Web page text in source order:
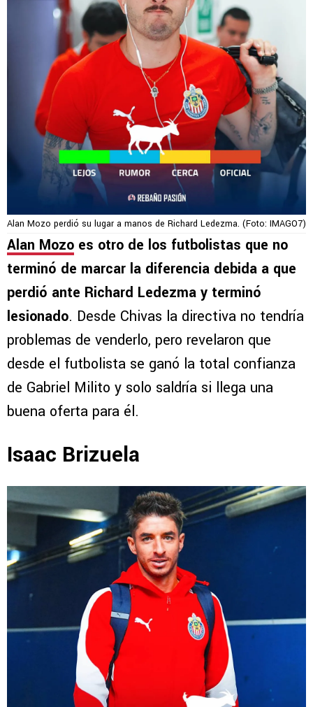
Alan Mozo perdió su lugar a manos de Richard Ledezma. (Foto: IMAGO7)
Alan Mozo es otro de los futbolistas que no
terminó de marcar la diferencia debida a que
perdió ante Richard Ledezma y terminó
lesionado. Desde Chivas la directiva no tendría
problemas de venderlo, pero revelaron que
desde el futbolista se ganó la total confianza
de Gabriel Milito y solo saldría si llega una
buena oferta para él.
Isaac Brizuela